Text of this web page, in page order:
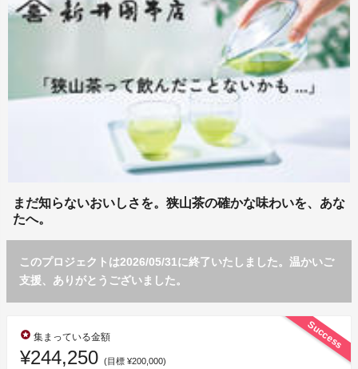
まだ知らないおいしさを。狭山茶の確かな味わいを、あな
たへ。
このプロジェクトは2026/05/31に終了いたしました。温かいご
支援、ありがとうございました。
Success
stars 集まっている金額
¥244,250 (目標 ¥200,000)